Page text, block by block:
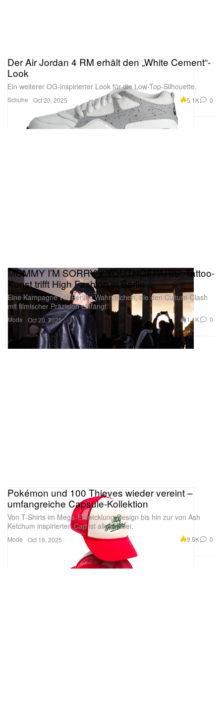
Schuhe
Der Air Jordan 4 RM erhält den „White Cement“-
Look
Ein weiterer OG-inspirierter Look für die Low-Top-Silhouette.
Oct 20, 2025 5.1K 0
Mode
MOMMY I’M SORRY x YOUTHOFPARIS: Tattoo-
Kunst trifft High Fashion in Berlin
Eine Kampagne vor Berlins Wahrzeichen, die den Culture-Clash
mit filmischer Präzision einfängt.
Oct 20, 2025 1.1K 0
Mode
Pokémon und 100 Thieves wieder vereint –
umfangreiche Capsule-Kollektion
Von T-Shirts im Mega-Entwicklung-Design bis hin zur von Ash
Ketchum inspirierten Cap ist alles dabei.
Oct 19, 2025 9.5K 0